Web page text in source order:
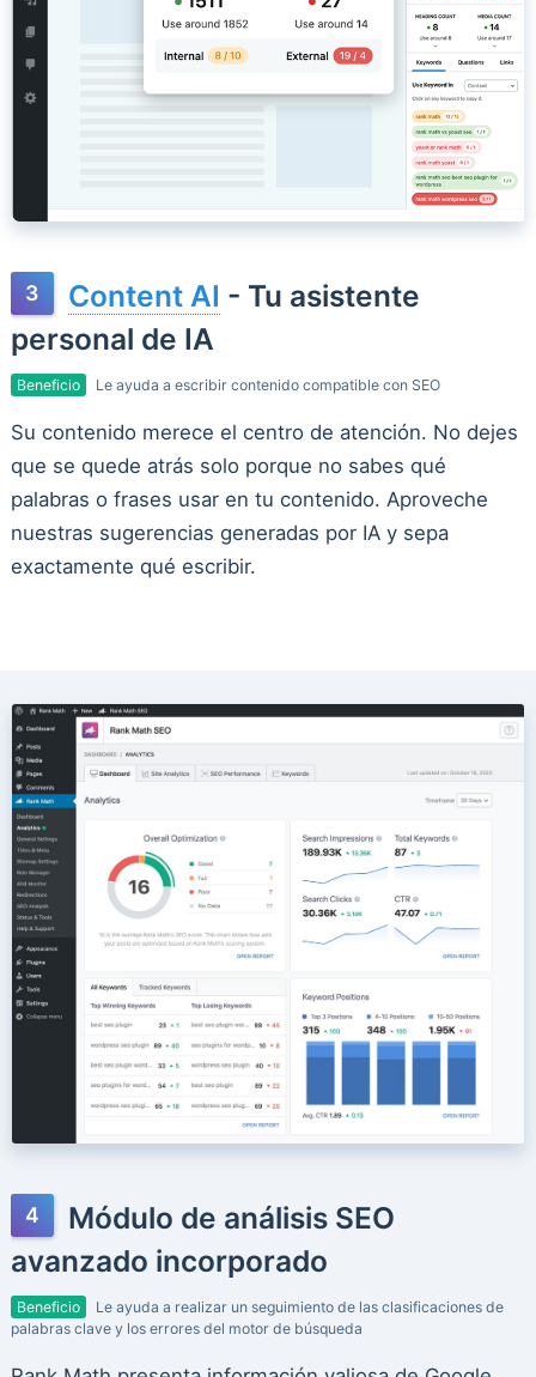
Content AI - Tu asistente
personal de IA
Beneficio Le ayuda a escribir contenido compatible con SEO
Su contenido merece el centro de atención. No dejes
que se quede atrás solo porque no sabes qué
palabras o frases usar en tu contenido. Aproveche
nuestras sugerencias generadas por IA y sepa
exactamente qué escribir.
Módulo de análisis SEO
avanzado incorporado
Beneficio
Le ayuda a realizar un seguimiento de las clasificaciones de
palabras clave y los errores del motor de búsqueda